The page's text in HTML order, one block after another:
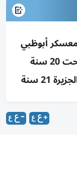
أبوظبي
استعدادًا للتصفيات الآسيوية تحت 20 سنة